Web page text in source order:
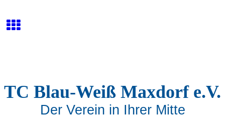
TC Blau-Weiß Maxdorf e.V.
Der Verein in Ihrer Mitte